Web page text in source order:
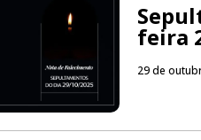
feira
29 de